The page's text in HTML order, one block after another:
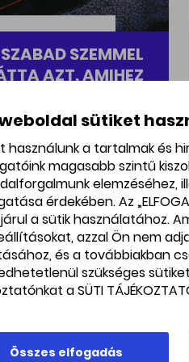
SZEMMEL
AZT, AMIHEZ
GERARD
december. 23
weboldal sütiket
használunk a tartalmak és
magasabb szintű
elemzéséhez,
érdekében. Az
a sütik használatához.
azzal Ön nem
és a továbbiakban
szükséges
a SÜTI
Összes elfogadás